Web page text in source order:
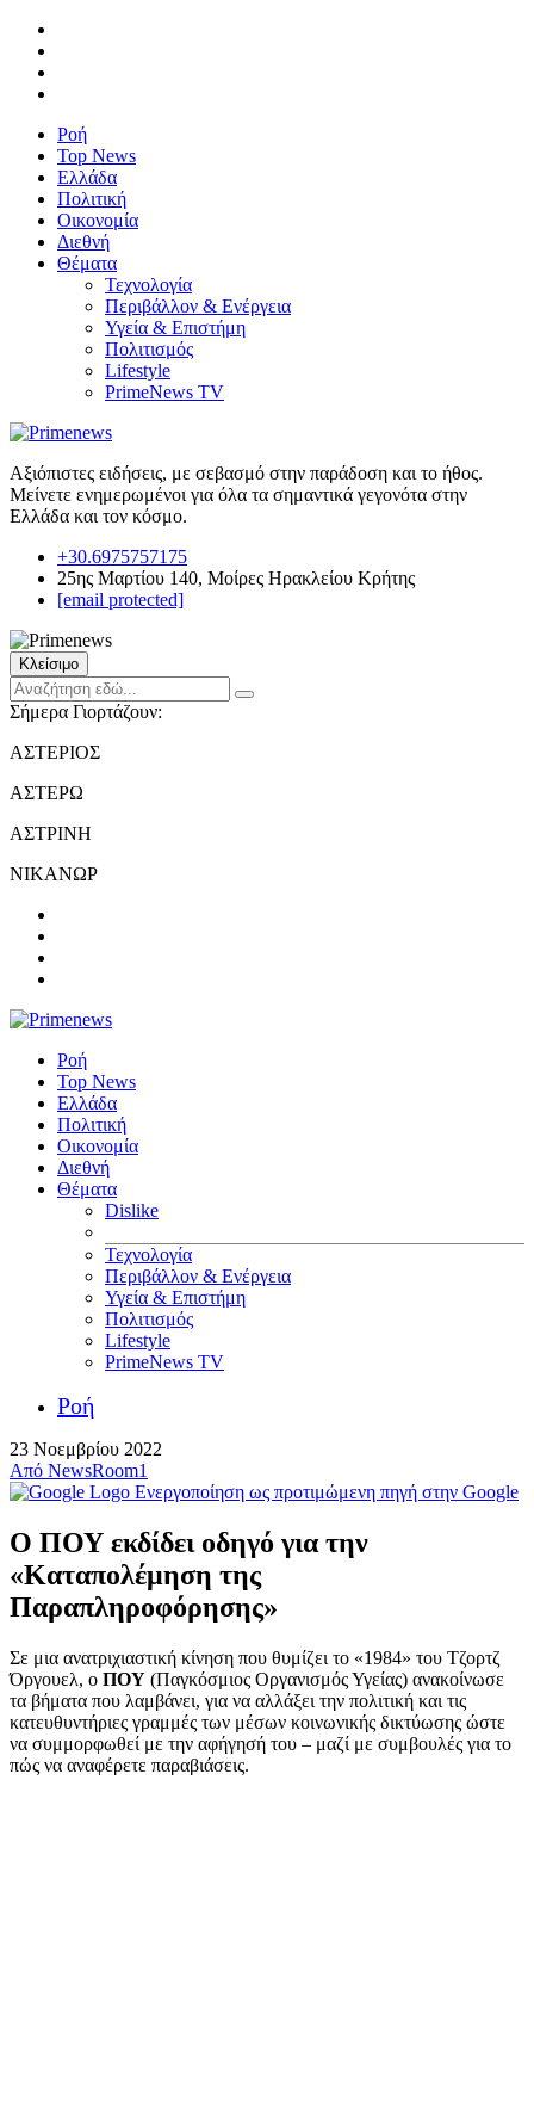
Ροή
Top News
Ελλάδα
Πολιτική
Οικονομία
Διεθνή
Θέματα
Τεχνολογία
Περιβάλλον & Ενέργεια
Υγεία & Επιστήμη
Πολιτισμός
Lifestyle
PrimeNews TV
Αξιόπιστες ειδήσεις, με σεβασμό στην παράδοση και το ήθος.
Μείνετε ενημερωμένοι για όλα τα σημαντικά γεγονότα στην
Ελλάδα και τον κόσμο.
+30.6975757175
25ης Μαρτίου 140, Μοίρες Ηρακλείου Κρήτης
[email protected]
Κλείσιμο
Σήμερα Γιορτάζουν:
ΑΣΤΕΡΙΟΣ
ΑΣΤΕΡΩ
ΑΣΤΡΙΝΗ
ΝΙΚΑΝΩΡ
Ροή
Top News
Ελλάδα
Πολιτική
Οικονομία
Διεθνή
Θέματα
Dislike
Τεχνολογία
Περιβάλλον & Ενέργεια
Υγεία & Επιστήμη
Πολιτισμός
Lifestyle
PrimeNews TV
Ροή
23 Νοεμβρίου 2022
Από NewsRoom1
Ενεργοποίηση ως προτιμώμενη πηγή στην Google
Ο ΠΟΥ εκδίδει οδηγό για την
«Καταπολέμηση της
Παραπληροφόρησης»
Σε μια ανατριχιαστική κίνηση που θυμίζει το «1984» του Τζορτζ
Όργουελ, ο ΠΟΥ (Παγκόσμιος Οργανισμός Υγείας) ανακοίνωσε
τα βήματα που λαμβάνει, για να αλλάξει την πολιτική και τις
κατευθυντήριες γραμμές των μέσων κοινωνικής δικτύωσης ώστε
να συμμορφωθεί με την αφήγησή του – μαζί με συμβουλές για το
πώς να αναφέρετε παραβιάσεις.